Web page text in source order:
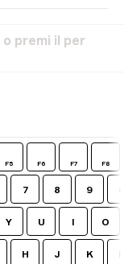
o premi il per
F5 F6 F7 F8
7 8 9
Y U I O
H J K L